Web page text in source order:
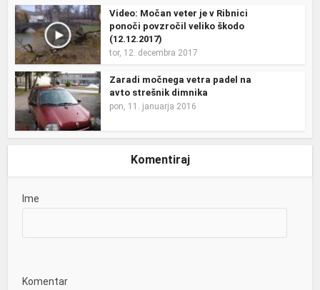
Video: Močan veter je v Ribnici
ponoči povzročil veliko škodo
(12.12.2017)
tor, 12. decembra 2017
Zaradi močnega vetra padel na
avto strešnik dimnika
pon, 11. januarja 2016
Komentiraj
Ime
Komentar